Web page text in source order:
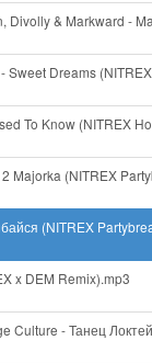
Divolly & Markward -
Dreams
To Know (NITREX
Majorka (NITREX
(NITREX
x DEM Remix).mp3
Culture - Танец